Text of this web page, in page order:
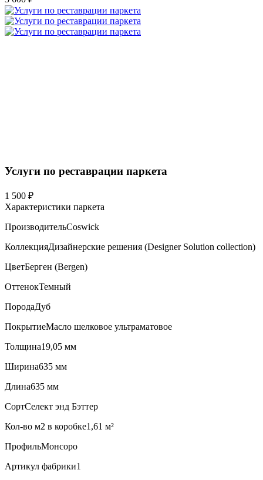
Услуги по реставрации паркета
1 500 ₽
Характеристики паркета
ПроизводительCoswick
КоллекцияДизайнерские решения (Designer Solution collection)
ЦветБерген (Bergen)
ОттенокТемный
ПородаДуб
ПокрытиеМасло шелковое ультраматовое
Толщина19,05 мм
Ширина635 мм
Длина635 мм
СортСелект энд Бэттер
Кол-во м2 в коробке1,61 м²
ПрофильМонсоро
Артикул фабрики1